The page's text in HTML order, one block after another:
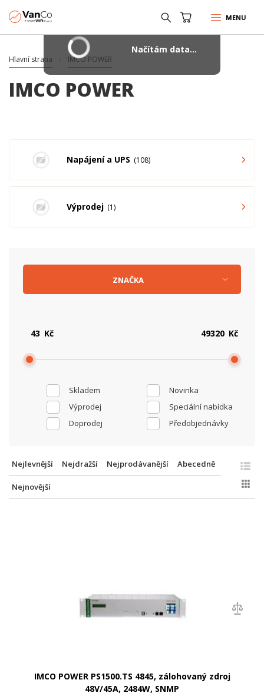
MENU
Hlavní strana IMCO POWER
IMCO POWER
Napájení a UPS 108
Výprodej 1
Skladem
Novinka
Výprodej
Speciální nabídka
Doprodej
Předobjednávky
Kč Kč
ZNAČKA
Nejlevnější Nejdražší Nejprodávanější Abecedně
Nejnovější
IMCO POWER PS1500.TS 4845, zálohovaný zdroj
48V/45A, 2484W, SNMP
Načítám data...